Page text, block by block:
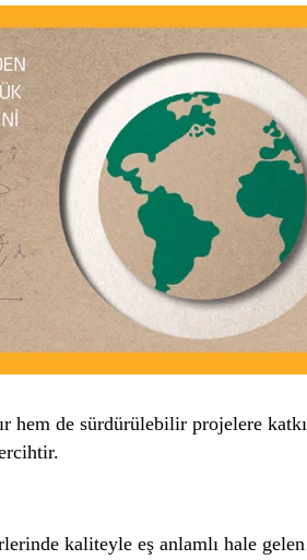
hem de sürdürülebilir projelere
kaliteyle eş anlamlı hale gelen